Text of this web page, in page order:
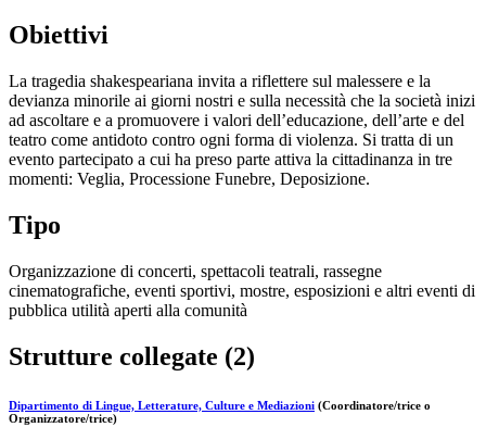
Obiettivi
La tragedia shakespeariana invita a riflettere sul malessere e la
devianza minorile ai giorni nostri e sulla necessità che la società inizi
ad ascoltare e a promuovere i valori dell’educazione, dell’arte e del
teatro come antidoto contro ogni forma di violenza. Si tratta di un
evento partecipato a cui ha preso parte attiva la cittadinanza in tre
momenti: Veglia, Processione Funebre, Deposizione.
Tipo
Organizzazione di concerti, spettacoli teatrali, rassegne
cinematografiche, eventi sportivi, mostre, esposizioni e altri eventi di
pubblica utilità aperti alla comunità
Strutture collegate (2)
Dipartimento di Lingue, Letterature, Culture e Mediazioni (Coordinatore/trice o
Organizzatore/trice)